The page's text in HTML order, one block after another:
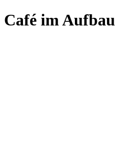
Café im Aufbau